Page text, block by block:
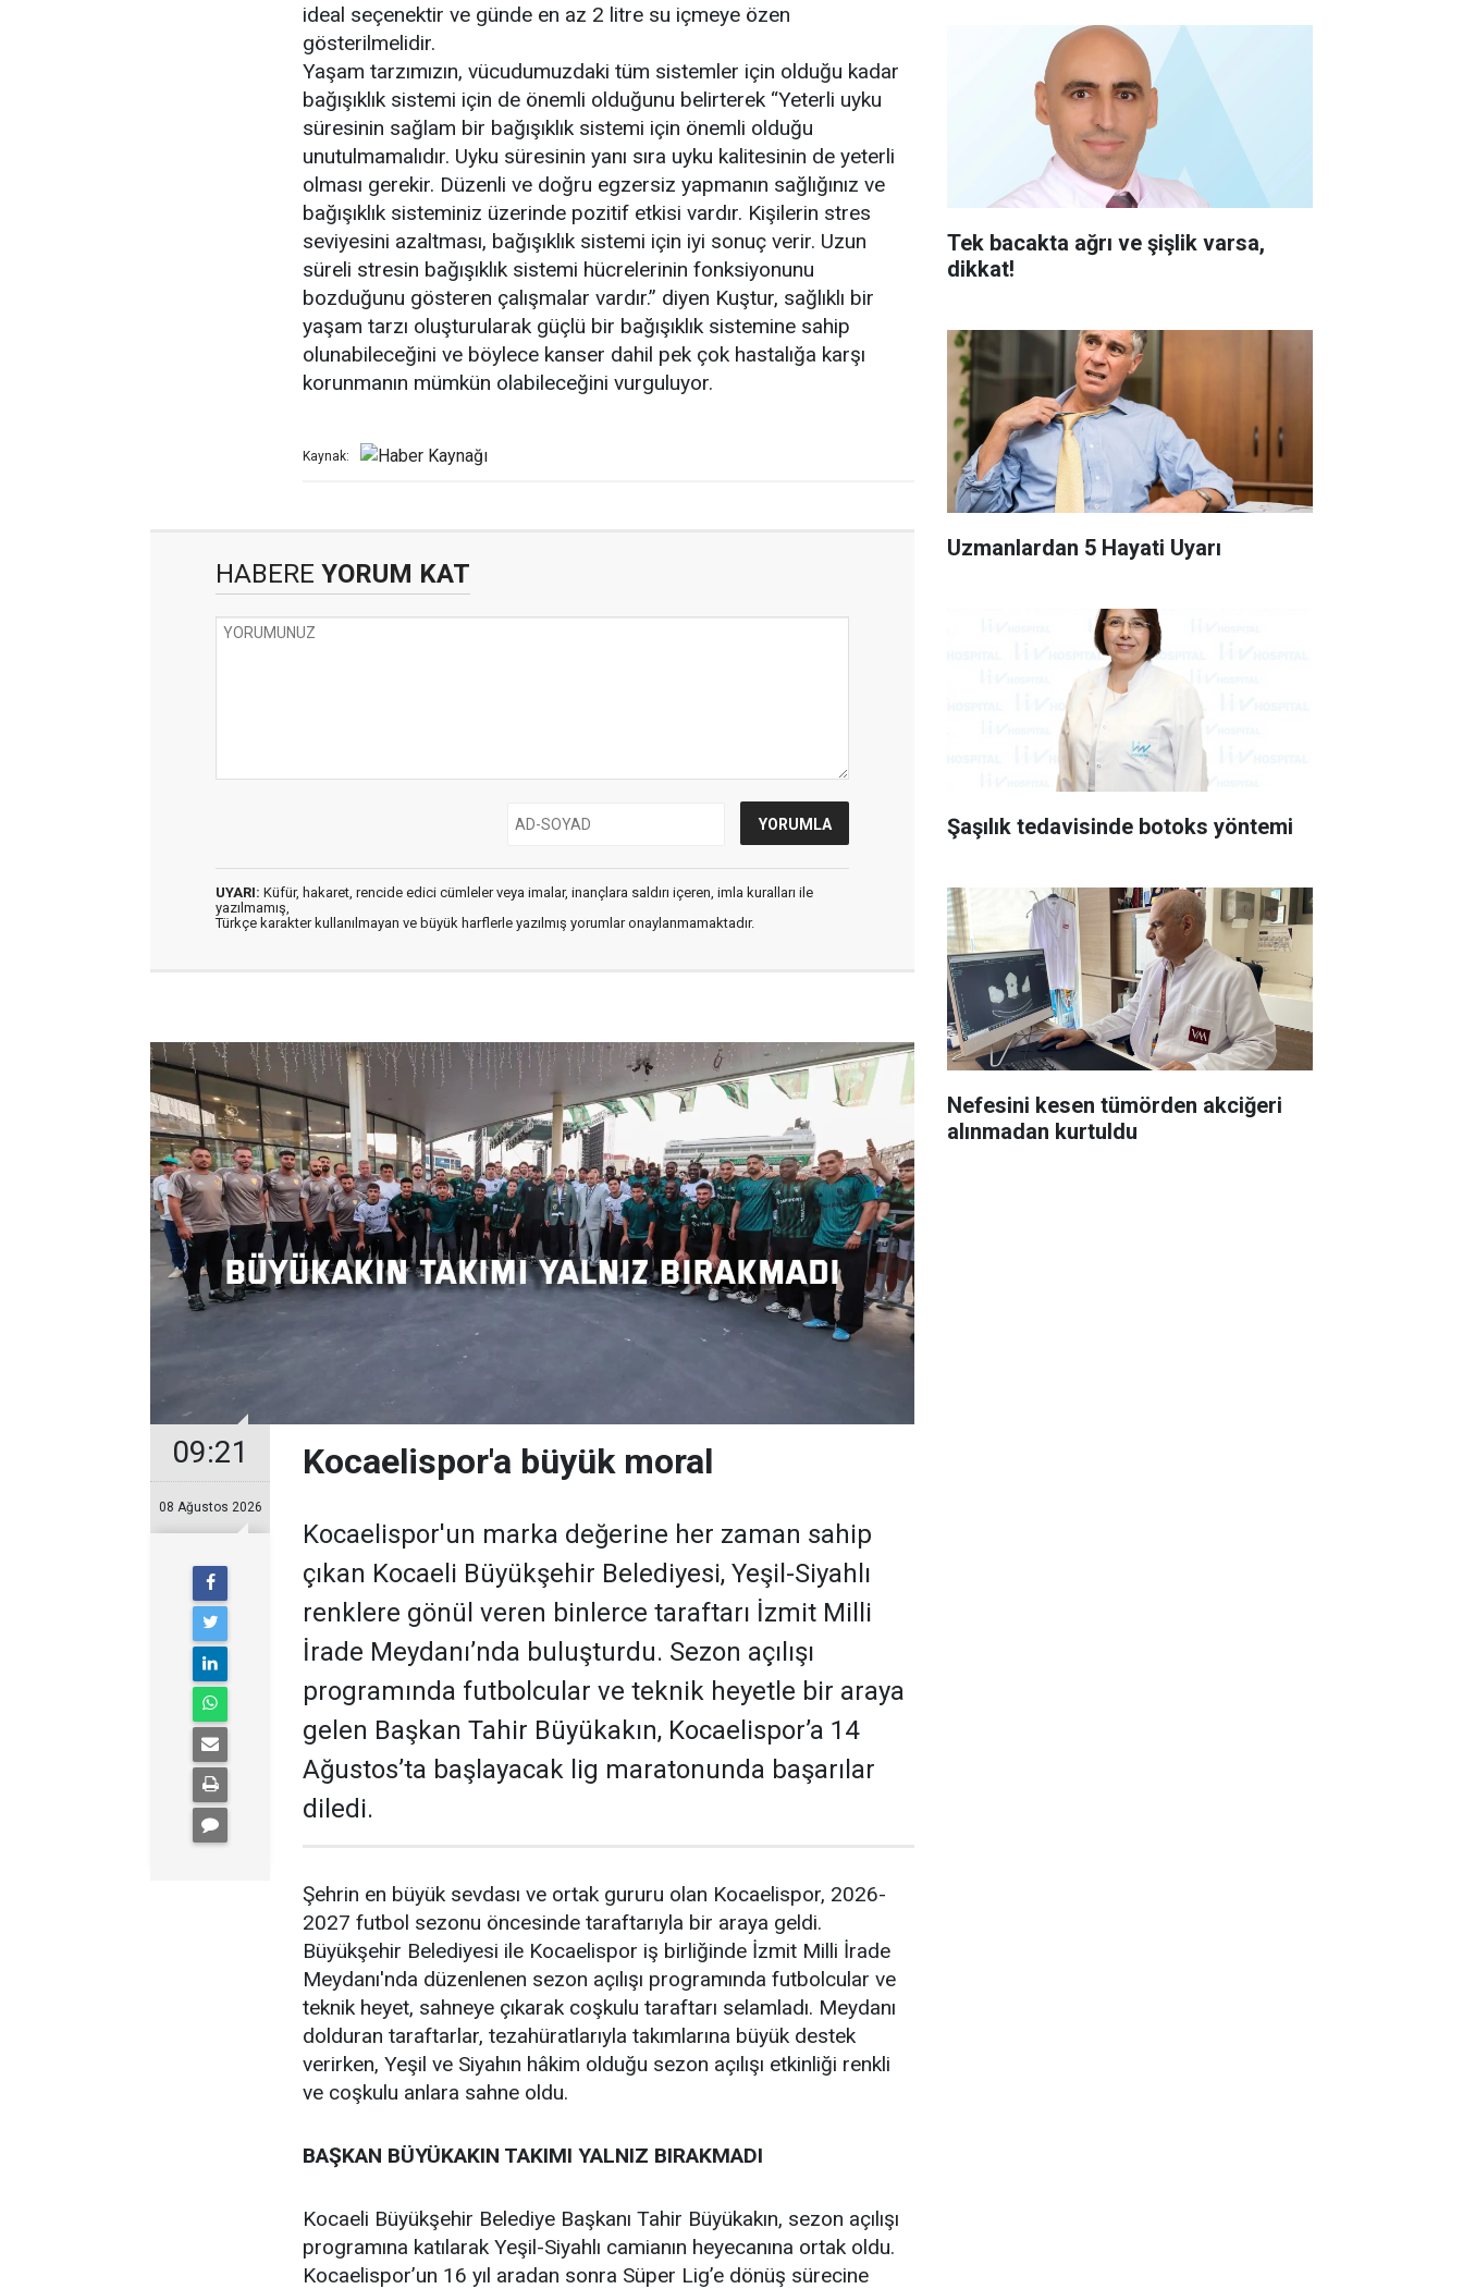
ideal seçenektir ve günde en az 2 litre su içmeye özen
gösterilmelidir.
Yaşam tarzımızın, vücudumuzdaki tüm sistemler için olduğu kadar
bağışıklık sistemi için de önemli olduğunu belirterek “Yeterli uyku
süresinin sağlam bir bağışıklık sistemi için önemli olduğu
unutulmamalıdır. Uyku süresinin yanı sıra uyku kalitesinin de yeterli
olması gerekir. Düzenli ve doğru egzersiz yapmanın sağlığınız ve
bağışıklık sisteminiz üzerinde pozitif etkisi vardır. Kişilerin stres
seviyesini azaltması, bağışıklık sistemi için iyi sonuç verir. Uzun
süreli stresin bağışıklık sistemi hücrelerinin fonksiyonunu
bozduğunu gösteren çalışmalar vardır.” diyen Kuştur, sağlıklı bir
yaşam tarzı oluşturularak güçlü bir bağışıklık sistemine sahip
olunabileceğini ve böylece kanser dahil pek çok hastalığa karşı
korunmanın mümkün olabileceğini vurguluyor.
Kaynak:
HABERE YORUM KAT
UYARI: Küfür, hakaret, rencide edici cümleler veya imalar, inançlara saldırı içeren, imla kuralları ile
yazılmamış,
Türkçe karakter kullanılmayan ve büyük harflerle yazılmış yorumlar onaylanmamaktadır.
09:21
08 Ağustos 2026
Kocaelispor'a büyük moral
Kocaelispor'un marka değerine her zaman sahip
çıkan Kocaeli Büyükşehir Belediyesi, Yeşil-Siyahlı
renklere gönül veren binlerce taraftarı İzmit Milli
İrade Meydanı’nda buluşturdu. Sezon açılışı
programında futbolcular ve teknik heyetle bir araya
gelen Başkan Tahir Büyükakın, Kocaelispor’a 14
Ağustos’ta başlayacak lig maratonunda başarılar
diledi.
Şehrin en büyük sevdası ve ortak gururu olan Kocaelispor, 2026-
2027 futbol sezonu öncesinde taraftarıyla bir araya geldi.
Büyükşehir Belediyesi ile Kocaelispor iş birliğinde İzmit Milli İrade
Meydanı'nda düzenlenen sezon açılışı programında futbolcular ve
teknik heyet, sahneye çıkarak coşkulu taraftarı selamladı. Meydanı
dolduran taraftarlar, tezahüratlarıyla takımlarına büyük destek
verirken, Yeşil ve Siyahın hâkim olduğu sezon açılışı etkinliği renkli
ve coşkulu anlara sahne oldu.
BAŞKAN BÜYÜKAKIN TAKIMI YALNIZ BIRAKMADI
Kocaeli Büyükşehir Belediye Başkanı Tahir Büyükakın, sezon açılışı
programına katılarak Yeşil-Siyahlı camianın heyecanına ortak oldu.
Kocaelispor’un 16 yıl aradan sonra Süper Lig’e dönüş sürecine
Tek bacakta ağrı ve şişlik varsa,
dikkat!
Uzmanlardan 5 Hayati Uyarı
Şaşılık tedavisinde botoks yöntemi
Nefesini kesen tümörden akciğeri
alınmadan kurtuldu